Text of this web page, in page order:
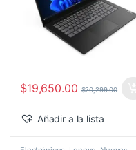
$19,650.00 $20,299.00
Añadir a la lista